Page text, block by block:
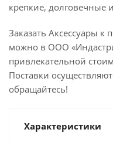
крепкие, долговечные
Заказать Аксессуары
можно в ООО
привлекательной
Поставки
обращайтесь!
Характеристики